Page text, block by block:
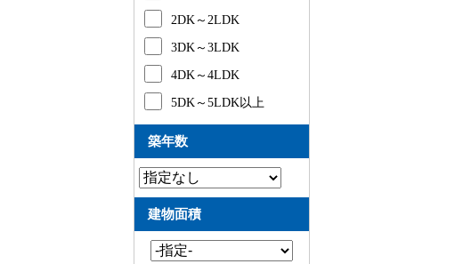
2DK～2LDK
3DK～3LDK
4DK～4LDK
5DK～5LDK以上
築年数
建物面積